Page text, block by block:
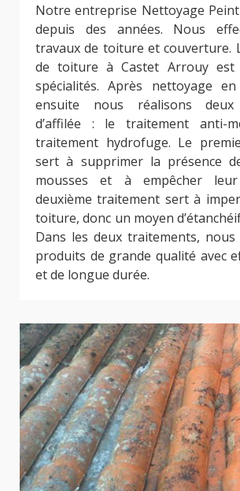
Notre entreprise Nettoyage
depuis des années. Nous
travaux de toiture et couverture.
de toiture à Castet Arrouy
spécialités. Après nettoyage
ensuite nous réalisons deux
d’affilée : le traitement anti-
traitement hydrofuge. Le
sert à supprimer la présence
mousses et à empêcher
deuxième traitement sert à
toiture, donc un moyen
Dans les deux traitements,
produits de grande qualité avec
et de longue durée.